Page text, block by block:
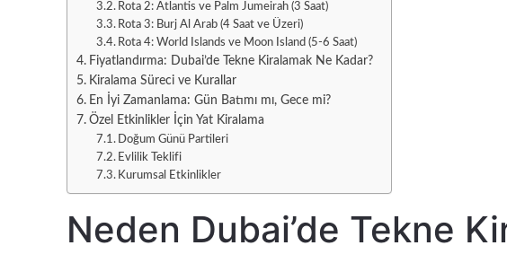
Rota 2: Atlantis ve Palm Jumeirah (3 Saat)
Rota 3: Burj Al Arab (4 Saat ve Üzeri)
Rota 4: World Islands ve Moon Island (5-6 Saat)
Fiyatlandırma: Dubai’de Tekne Kiralamak Ne Kadar?
Kiralama Süreci ve Kurallar
En İyi Zamanlama: Gün Batımı mı, Gece mi?
Özel Etkinlikler İçin Yat Kiralama
Doğum Günü Partileri
Evlilik Teklifi
Kurumsal Etkinlikler
Neden Dubai’de Tekne